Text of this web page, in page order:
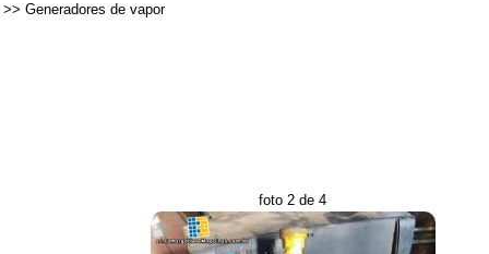
>> Generadores de vapor
foto 2 de 4